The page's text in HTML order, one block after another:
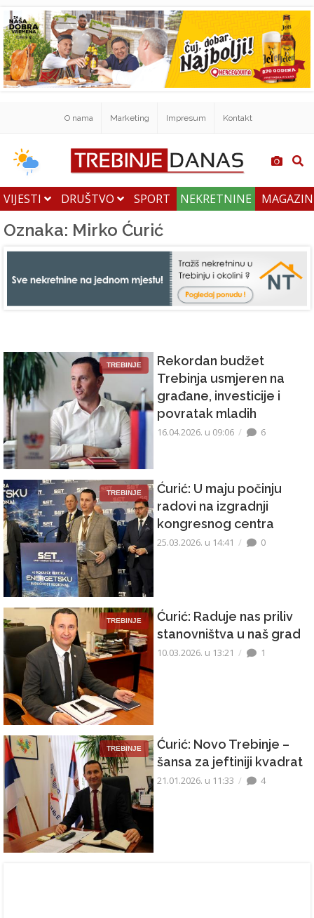
O nama Marketing Impresum Kontakt
VIJESTI DRUŠTVO SPORT NEKRETNINE
Oznaka: Mirko Ćurić
TREBINJE
Rekordan budžet
Trebinja usmjeren na
građane, investicije i
povratak mladih
16.04.2026. u 09:06 6
TREBINJE
Ćurić: U maju počinju
radovi na izgradnji
kongresnog centra
25.03.2026. u 14:41 0
TREBINJE
Ćurić: Raduje nas priliv
stanovništva u naš grad
10.03.2026. u 13:21 1
TREBINJE
Ćurić: Novo Trebinje –
šansa za jeftiniji kvadrat
21.01.2026. u 11:33 4